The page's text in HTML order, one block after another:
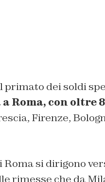
primato dei soldi
a Roma, con oltre
Firenze,
si dirigono
rimesse che da